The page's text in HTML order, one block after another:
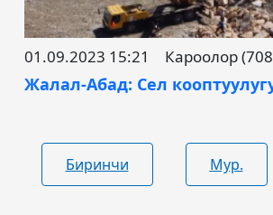
01.09.2023 15:21 Кароолор
Жалал-Абад: Сел
Биринчи Мур.